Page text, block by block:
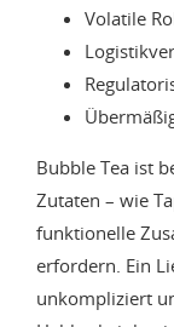
Volatile
Bubble Tea ist
Zutaten – wie
funktionelle
erfordern. Ein
unkompliziert